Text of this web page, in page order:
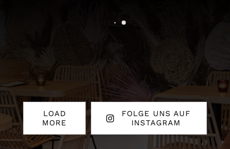
LOAD
MORE
FOLGE UNS AUF
INSTAGRAM